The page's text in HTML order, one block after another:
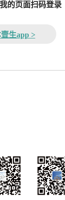
的页面扫码登录
生app >